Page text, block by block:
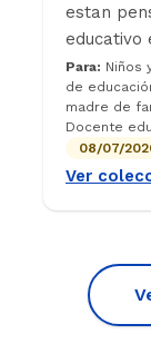
estan
educativo
como
el año
nuestro
Para: Niños
de
madre de
Docente
08/07/
Ver